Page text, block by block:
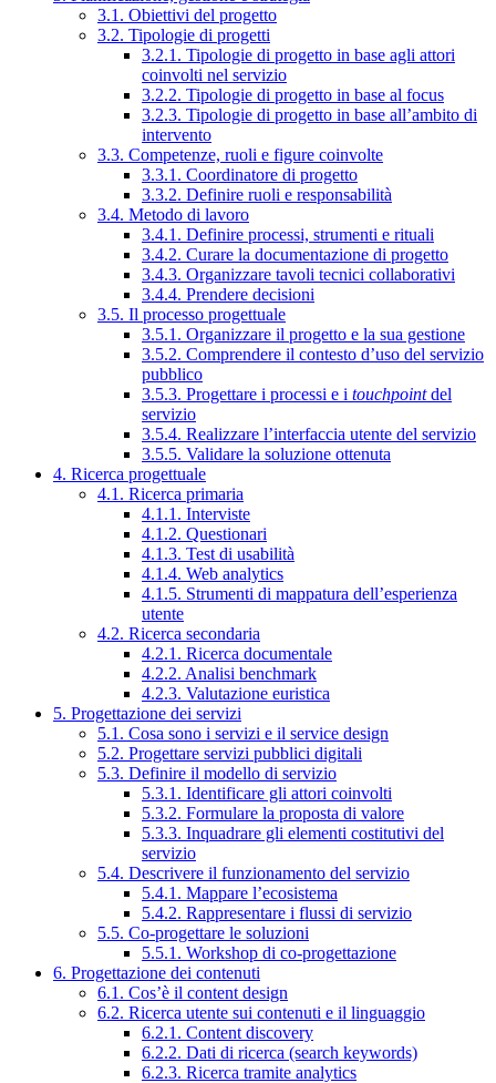
3.1. Obiettivi del progetto
3.2. Tipologie di progetti
3.2.1. Tipologie di progetto in base agli attori
coinvolti nel servizio
3.2.2. Tipologie di progetto in base al focus
3.2.3. Tipologie di progetto in base all’ambito di
intervento
3.3. Competenze, ruoli e figure coinvolte
3.3.1. Coordinatore di progetto
3.3.2. Definire ruoli e responsabilità
3.4. Metodo di lavoro
3.4.1. Definire processi, strumenti e rituali
3.4.2. Curare la documentazione di progetto
3.4.3. Organizzare tavoli tecnici collaborativi
3.4.4. Prendere decisioni
3.5. Il processo progettuale
3.5.1. Organizzare il progetto e la sua gestione
3.5.2. Comprendere il contesto d’uso del servizio
pubblico
3.5.3. Progettare i processi e i touchpointdel
servizio
3.5.4. Realizzare l’interfaccia utente del servizio
3.5.5. Validare la soluzione ottenuta
4. Ricerca progettuale
4.1. Ricerca primaria
4.1.1. Interviste
4.1.2. Questionari
4.1.3. Test di usabilità
4.1.4. Web analytics
4.1.5. Strumenti di mappatura dell’esperienza
utente
4.2. Ricerca secondaria
4.2.1. Ricerca documentale
4.2.2. Analisi benchmark
4.2.3. Valutazione euristica
5. Progettazione dei servizi
5.1. Cosa sono i servizi e il service design
5.2. Progettare servizi pubblici digitali
5.3. Definire il modello di servizio
5.3.1. Identificare gli attori coinvolti
5.3.2. Formulare la proposta di valore
5.3.3. Inquadrare gli elementi costitutivi del
servizio
5.4. Descrivere il funzionamento del servizio
5.4.1. Mappare l’ecosistema
5.4.2. Rappresentare i flussi di servizio
5.5. Co-progettare le soluzioni
5.5.1. Workshop di co-progettazione
6. Progettazione dei contenuti
6.1. Cos’è il content design
6.2. Ricerca utente sui contenuti e il linguaggio
6.2.1. Content discovery
6.2.2. Dati di ricerca (search keywords)
6.2.3. Ricerca tramite analytics